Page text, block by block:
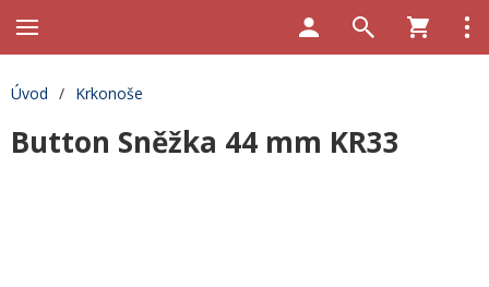
Úvod / Krkonoše
Button Sněžka 44 mm KR33